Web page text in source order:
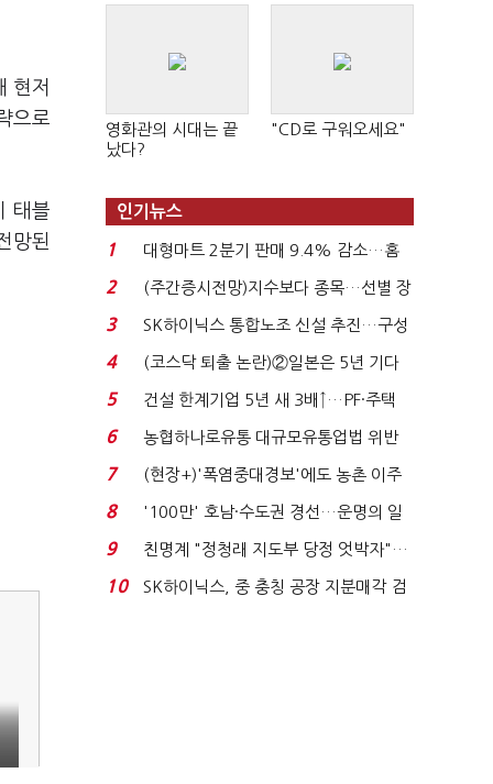
현저
으로
태블
망된
영화관의 시대는 끝
났다?
"CD로 구워오세요"
인기뉴스
1
대형마트 2분기 판매 9.4% 감소…홈
플러스 사태 여파...
2
(주간증시전망)지수보다 종목…선별 장
세 이어진다...
3
SK하이닉스 통합노조 신설 추진…구성
원 간 성과급 불...
4
(코스닥 퇴출 논란)②일본은 5년 기다
려주는데 우리는 ...
5
건설 한계기업 5년 새 3배↑…PF·주택
침체에 재무 ...
6
농협하나로유통 대규모유통업법 위반
적발…공정위, 과...
7
(현장+)'폭염중대경보'에도 농촌 이주
노동자는 강행군…'야...
8
'100만' 호남·수도권 경선…운명의 일
주일
9
친명계 "정청래 지도부 당정 엇박자"…
친청계 "신천지 오...
10
SK하이닉스, 중 충칭 공장 지분매각 검